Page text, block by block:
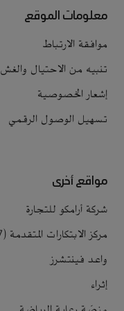
معلومات الموقع
موافقة الارتباط
تنبيه من الاحتيال والغش
إشعار الخصوصية
تسهيل الوصول الرقمي
مواقع أخرى
شركة أرامكو للتجارة
مركز الابتكارات المتقدمة (LAB7)
واعد فينتشرز
إثراء